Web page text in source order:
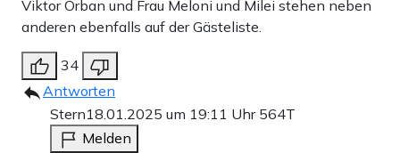
Viktor Orban und Frau Meloni und Milei stehen neben
anderen ebenfalls auf der Gästeliste.
34
Antworten
Stern18.01.2025 um 19:11 Uhr 564T
Melden